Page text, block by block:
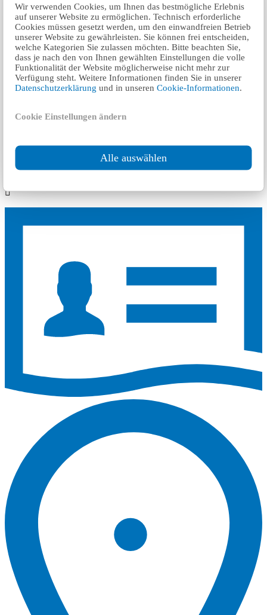
Wir verwenden Cookies, um Ihnen das bestmögliche Erlebnis
auf unserer Website zu ermöglichen. Technisch erforderliche
Cookies müssen gesetzt werden, um den einwandfreien Betrieb
unserer Website zu gewährleisten. Sie können frei entscheiden,
welche Kategorien Sie zulassen möchten. Bitte beachten Sie,
dass je nach den von Ihnen gewählten Einstellungen die volle
Funktionalität der Website möglicherweise nicht mehr zur
Verfügung steht. Weitere Informationen finden Sie in unserer
Datenschutzerklärungund in unserenCookie-Informationen
Cookie Einstellungen ändern
Alle auswählen
٨ km
Führerscheinbüro Region Berlin Schöneberg